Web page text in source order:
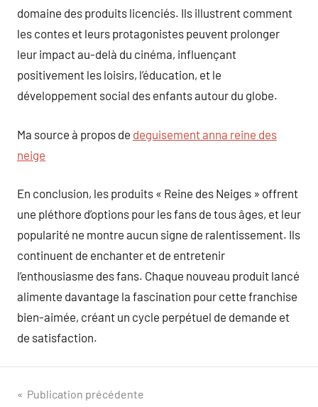
domaine des produits licenciés. Ils illustrent comment
les contes et leurs protagonistes peuvent prolonger
leur impact au-delà du cinéma, influençant
positivement les loisirs, l’éducation, et le
développement social des enfants autour du globe.
Ma source à propos de deguisement anna reine des
neige
En conclusion, les produits « Reine des Neiges » offrent
une pléthore d’options pour les fans de tous âges, et leur
popularité ne montre aucun signe de ralentissement. Ils
continuent de enchanter et de entretenir
l’enthousiasme des fans. Chaque nouveau produit lancé
alimente davantage la fascination pour cette franchise
bien-aimée, créant un cycle perpétuel de demande et
de satisfaction.
Navigation
Publication précédente